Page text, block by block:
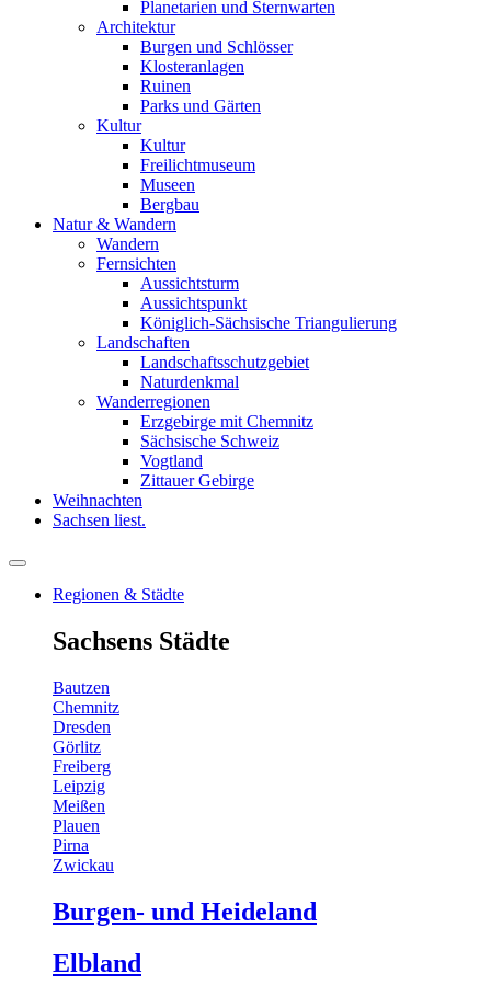
Planetarien und Sternwarten
Architektur
Burgen und Schlösser
Klosteranlagen
Ruinen
Parks und Gärten
Kultur
Kultur
Freilichtmuseum
Museen
Bergbau
Natur & Wandern
Wandern
Fernsichten
Aussichtsturm
Aussichtspunkt
Königlich-Sächsische Triangulierung
Landschaften
Landschaftsschutzgebiet
Naturdenkmal
Wanderregionen
Erzgebirge mit Chemnitz
Sächsische Schweiz
Vogtland
Zittauer Gebirge
Weihnachten
Sachsen liest.
Regionen & Städte
Sachsens Städte
Bautzen
Chemnitz
Dresden
Görlitz
Freiberg
Leipzig
Meißen
Plauen
Pirna
Zwickau
Burgen- und Heideland
Elbland